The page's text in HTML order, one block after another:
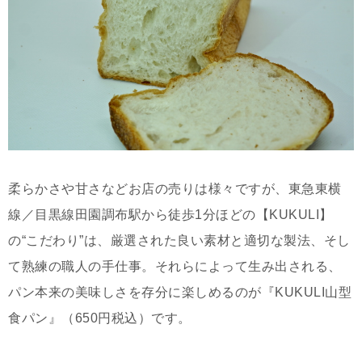
柔らかさや甘さなどお店の売りは様々ですが、東急東横
線／目黒線田園調布駅から徒歩1分ほどの【KUKULI】
の“こだわり”は、厳選された良い素材と適切な製法、そし
て熟練の職人の手仕事。それらによって生み出される、
パン本来の美味しさを存分に楽しめるのが『KUKULI山型
食パン』（650円税込）です。